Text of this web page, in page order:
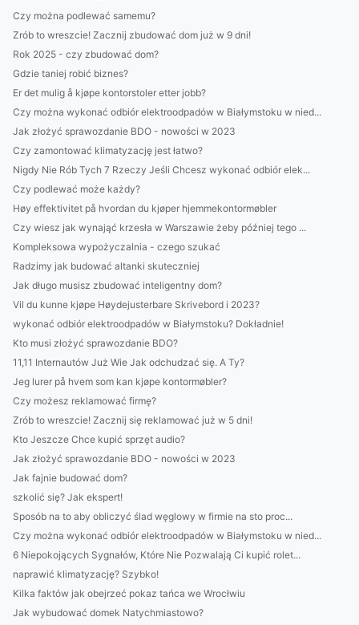
Czy można podlewać samemu?
Zrób to wreszcie! Zacznij zbudować dom już w 9 dni!
Rok 2025 - czy zbudować dom?
Gdzie taniej robić biznes?
Er det mulig å kjøpe kontorstoler etter jobb?
Czy można wykonać odbiór elektroodpadów w Białymstoku w nied...
Jak złożyć sprawozdanie BDO - nowości w 2023
Czy zamontować klimatyzację jest łatwo?
Nigdy Nie Rób Tych 7 Rzeczy Jeśli Chcesz wykonać odbiór elek...
Czy podlewać może każdy?
Høy effektivitet på hvordan du kjøper hjemmekontormøbler
Czy wiesz jak wynająć krzesła w Warszawie żeby później tego ...
Kompleksowa wypożyczalnia - czego szukać
Radzimy jak budować altanki skuteczniej
Jak długo musisz zbudować inteligentny dom?
Vil du kunne kjøpe Høydejusterbare Skrivebord i 2023?
wykonać odbiór elektroodpadów w Białymstoku? Dokładnie!
Kto musi złożyć sprawozdanie BDO?
11,11 Internautów Już Wie Jak odchudzać się. A Ty?
Jeg lurer på hvem som kan kjøpe kontormøbler?
Czy możesz reklamować firmę?
Zrób to wreszcie! Zacznij się reklamować już w 5 dni!
Kto Jeszcze Chce kupić sprzęt audio?
Jak złożyć sprawozdanie BDO - nowości w 2023
Jak fajnie budować dom?
szkolić się? Jak ekspert!
Sposób na to aby obliczyć ślad węglowy w firmie na sto proc...
Czy można wykonać odbiór elektroodpadów w Białymstoku w nied...
6 Niepokojących Sygnałów, Które Nie Pozwalają Ci kupić rolet...
naprawić klimatyzację? Szybko!
Kilka faktów jak obejrzeć pokaz tańca we Wrocłwiu
Jak wybudować domek Natychmiastowo?